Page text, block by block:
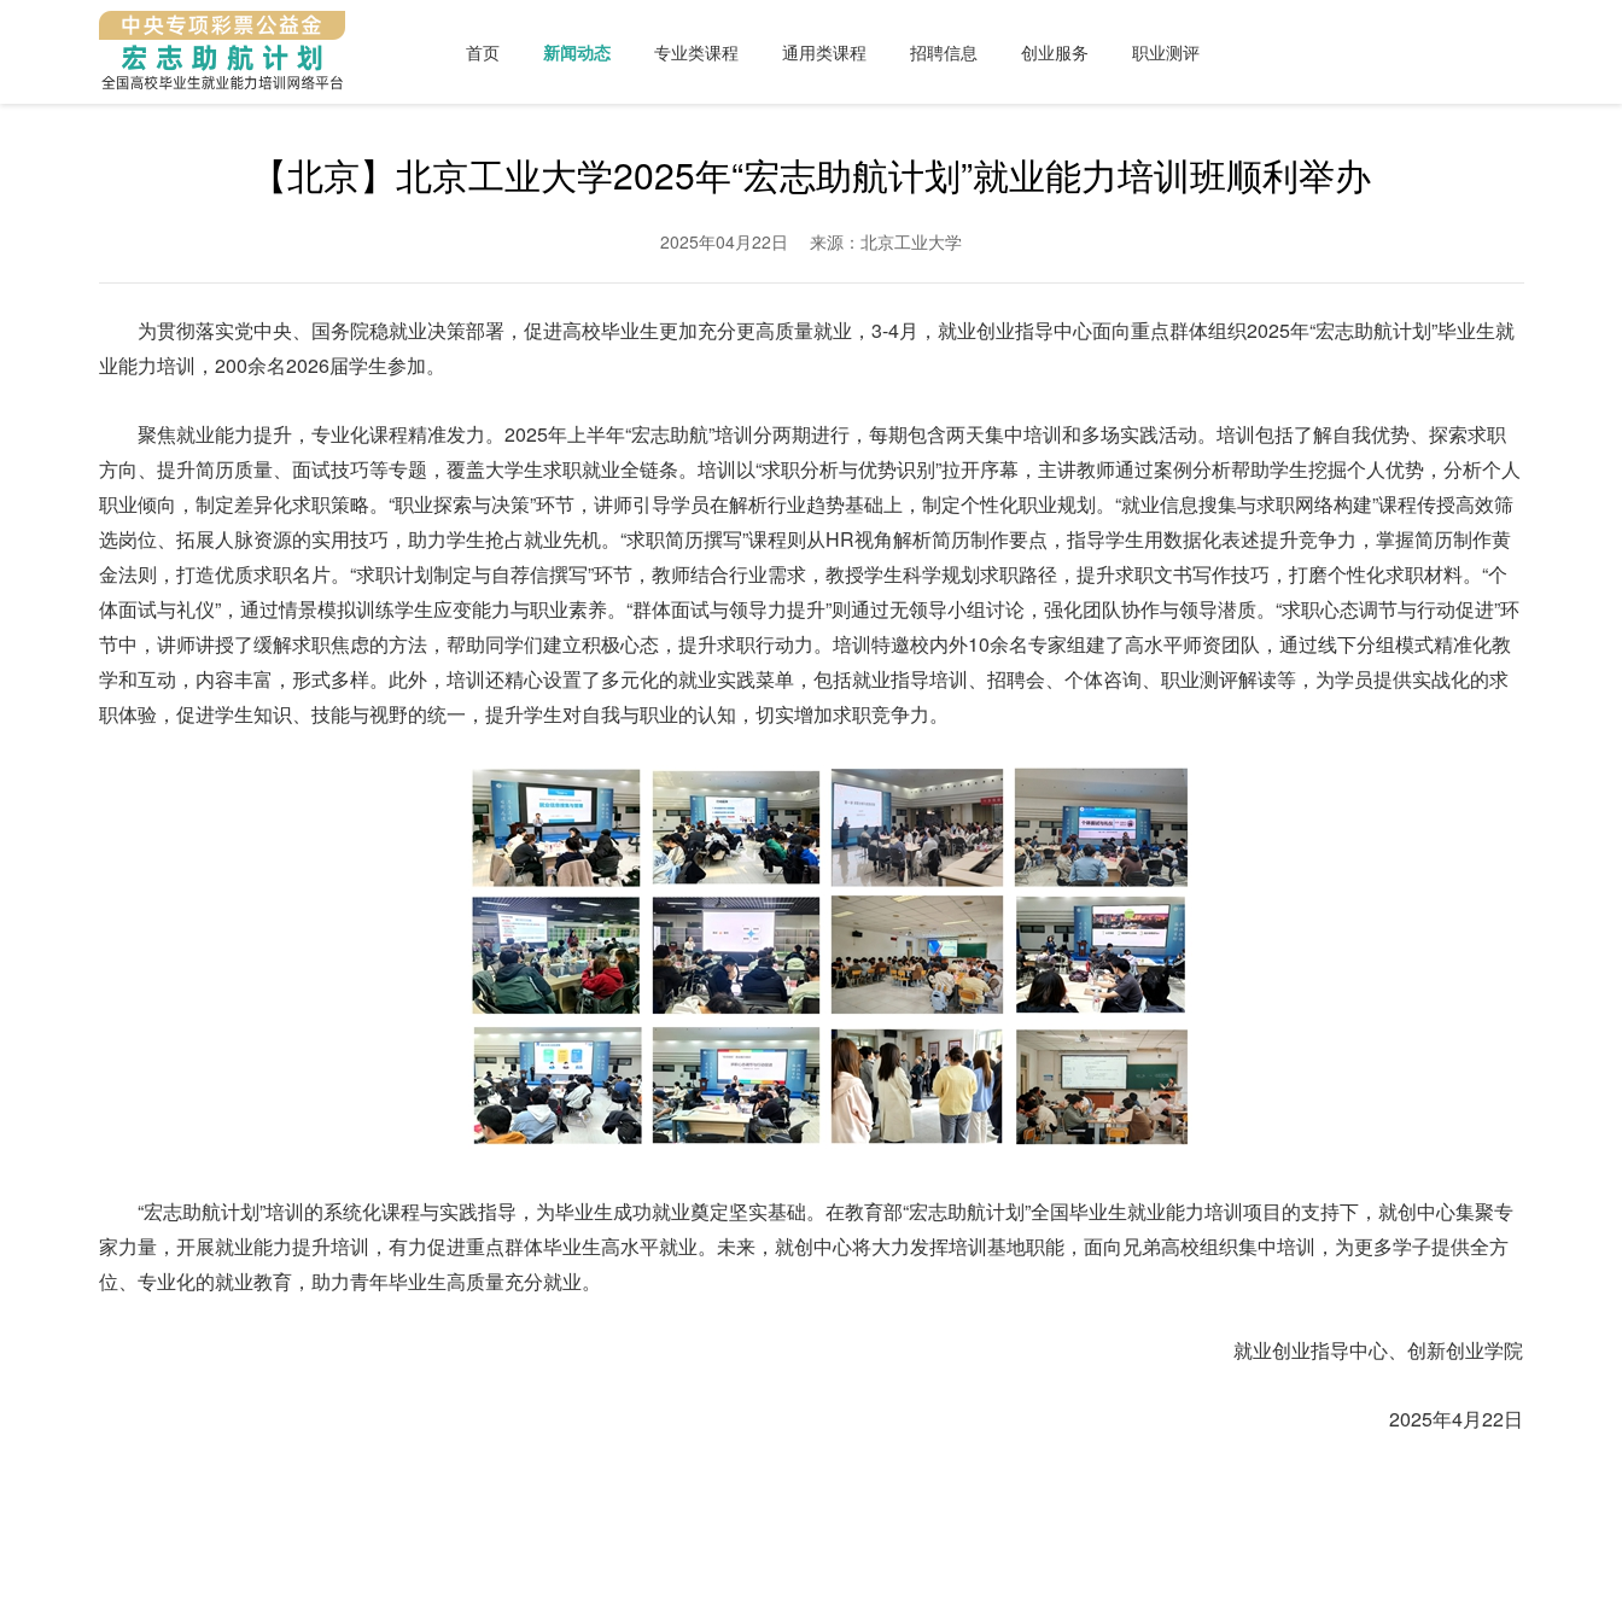
首页 新闻动态 专业类课程 通用类课程 招聘信息 创业服务 职业测评
【北京】北京工业大学2025年“宏志助航计划”就业能力培训班顺利举办
2025年04月22日 来源：北京工业大学
为贯彻落实党中央、国务院稳就业决策部署，促进高校毕业生更加充分更高质量就业，3-4月，就业创业指导中心面向重点群体组织2025年“宏志助航计划”毕业生就
业能力培训，200余名2026届学生参加。
聚焦就业能力提升，专业化课程精准发力。2025年上半年“宏志助航”培训分两期进行，每期包含两天集中培训和多场实践活动。培训包括了解自我优势、探索求职
方向、提升简历质量、面试技巧等专题，覆盖大学生求职就业全链条。培训以“求职分析与优势识别”拉开序幕，主讲教师通过案例分析帮助学生挖掘个人优势，分析个人
职业倾向，制定差异化求职策略。“职业探索与决策”环节，讲师引导学员在解析行业趋势基础上，制定个性化职业规划。“就业信息搜集与求职网络构建”课程传授高效筛
选岗位、拓展人脉资源的实用技巧，助力学生抢占就业先机。“求职简历撰写”课程则从HR视角解析简历制作要点，指导学生用数据化表述提升竞争力，掌握简历制作黄
金法则，打造优质求职名片。“求职计划制定与自荐信撰写”环节，教师结合行业需求，教授学生科学规划求职路径，提升求职文书写作技巧，打磨个性化求职材料。“个
体面试与礼仪”，通过情景模拟训练学生应变能力与职业素养。“群体面试与领导力提升”则通过无领导小组讨论，强化团队协作与领导潜质。“求职心态调节与行动促进”环
节中，讲师讲授了缓解求职焦虑的方法，帮助同学们建立积极心态，提升求职行动力。培训特邀校内外10余名专家组建了高水平师资团队，通过线下分组模式精准化教
学和互动，内容丰富，形式多样。此外，培训还精心设置了多元化的就业实践菜单，包括就业指导培训、招聘会、个体咨询、职业测评解读等，为学员提供实战化的求
职体验，促进学生知识、技能与视野的统一，提升学生对自我与职业的认知，切实增加求职竞争力。
“宏志助航计划”培训的系统化课程与实践指导，为毕业生成功就业奠定坚实基础。在教育部“宏志助航计划”全国毕业生就业能力培训项目的支持下，就创中心集聚专
家力量，开展就业能力提升培训，有力促进重点群体毕业生高水平就业。未来，就创中心将大力发挥培训基地职能，面向兄弟高校组织集中培训，为更多学子提供全方
位、专业化的就业教育，助力青年毕业生高质量充分就业。
就业创业指导中心、创新创业学院
2025年4月22日